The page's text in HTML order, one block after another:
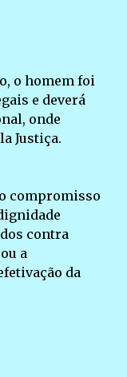
o homem foi
e deverá
onde
Justiça.
compromisso
contra
a
da